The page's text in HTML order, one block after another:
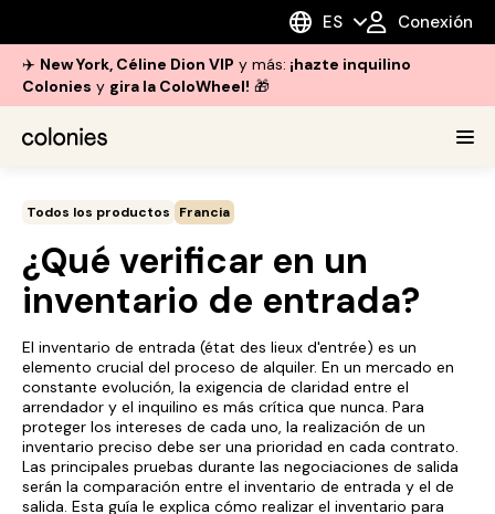
ES Conexión
✈️ New York, Céline Dion VIP y más: ¡hazte inquilino
Colonies y gira la ColoWheel! 🎁
Todos los productos Francia
¿Qué verificar en un
inventario de entrada?
El inventario de entrada (état des lieux d'entrée) es un
elemento crucial del proceso de alquiler. En un mercado en
constante evolución, la exigencia de claridad entre el
arrendador y el inquilino es más crítica que nunca. Para
proteger los intereses de cada uno, la realización de un
inventario preciso debe ser una prioridad en cada contrato.
Las principales pruebas durante las negociaciones de salida
serán la comparación entre el inventario de entrada y el de
salida. Esta guía le explica cómo realizar el inventario para